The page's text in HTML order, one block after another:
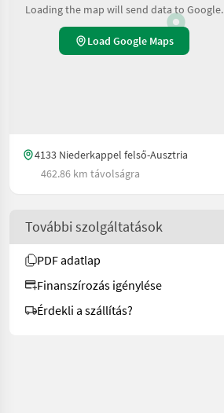
Loading the map will send data to Google.
Load Google Maps
4133 Niederkappel felső-Ausztria
462.86 km távolságra
További szolgáltatások
PDF adatlap
Finanszírozás igénylése
Érdekli a szállítás?